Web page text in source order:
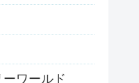
ワールド